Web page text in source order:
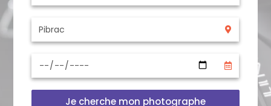
Je cherche mon photographe